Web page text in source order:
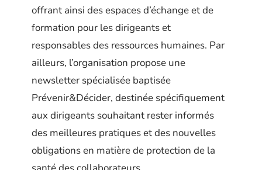
offrant ainsi des espaces d’échange et de
formation pour les dirigeants et
responsables des ressources humaines. Par
ailleurs, l’organisation propose une
newsletter spécialisée baptisée
Prévenir&Décider, destinée spécifiquement
aux dirigeants souhaitant rester informés
des meilleures pratiques et des nouvelles
obligations en matière de protection de la